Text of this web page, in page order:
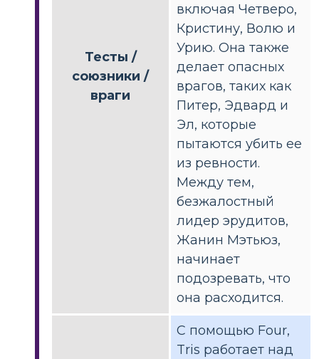
Тесты /
союзники /
враги
включая Четверо,
Кристину, Волю и
Урию. Она также
делает опасных
врагов, таких как
Питер, Эдвард и
Эл, которые
пытаются убить ее
из ревности.
Между тем,
безжалостный
лидер эрудитов,
Жанин Мэтьюз,
начинает
подозревать, что
она расходится.
С помощью Four,
Tris работает над